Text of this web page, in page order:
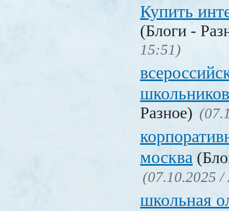
Купить
(Блоги -
15:51)
Разное)
москва
(07.10.2025 /
школьная